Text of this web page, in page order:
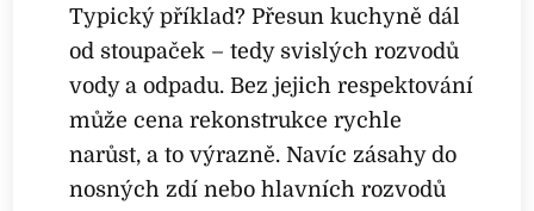
Typický příklad? Přesun kuchyně dál
od stoupaček – tedy svislých rozvodů
vody a odpadu. Bez jejich respektování
může cena rekonstrukce rychle
narůst, a to výrazně. Navíc zásahy do
nosných zdí nebo hlavních rozvodů